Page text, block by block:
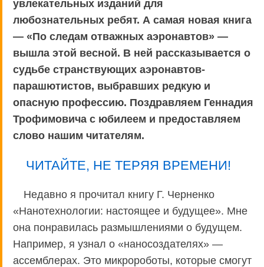
увлекательных изданий для
любознательных ребят. А самая новая книга
— «По следам отважных аэронавтов» —
вышла этой весной. В ней рассказывается о
судьбе странствующих аэронавтов-
парашютистов, выбравших редкую и
опасную профессию. Поздравляем Геннадия
Трофимовича с юбилеем и предоставляем
слово нашим читателям.
ЧИТАЙТЕ, НЕ ТЕРЯЯ ВРЕМЕНИ!
Недавно я прочитал книгу Г. Черненко
«Нанотехнологии: настоящее и будущее». Мне
она понравилась размышлениями о будущем.
Например, я узнал о «наносоздателях» —
ассемблерах. Это микророботы, которые смогут